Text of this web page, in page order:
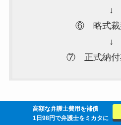
↓
⑥ 略式裁
↓
⑦ 正式納付
（２）１つ１つの手続の
高額な弁護士費用を補償
1日98円で弁護士をミカタに